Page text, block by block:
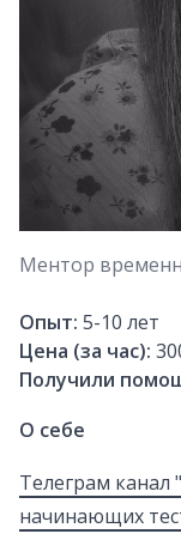
Ментор
Опыт: 5-10 лет
Цена (за час):
Получили
О себе
Телеграм канал
начинающих